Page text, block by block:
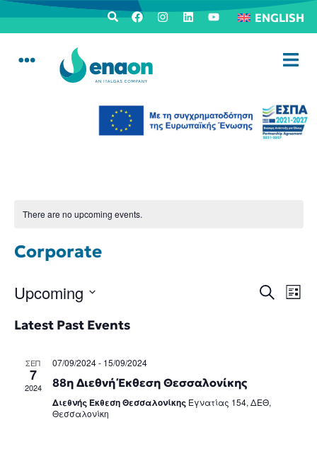
ENGLISH
There are no upcoming events.
Corporate
Events
Search
List
Upcoming
date.
Latest Past Events
ΣΕΠ
7
2024
07/09/2024- 15/09/2024
88η Διεθνή Έκθεση Θεσσαλονίκης
Διεθνής Έκθεση Θεσσαλονίκης Εγνατίας 154, ΔΕΘ,
Θεσσαλονίκη